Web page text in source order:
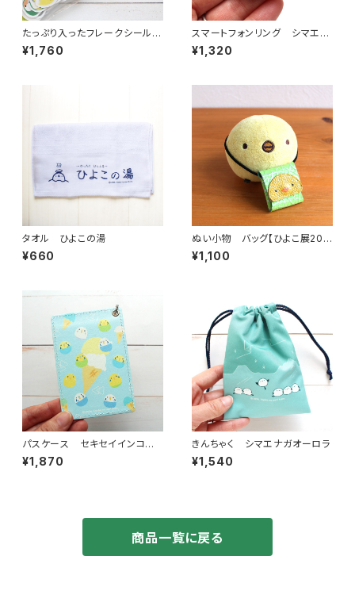
たっぷり入ったフレークシール
オールスター クリア
¥1,760
スマートフォンリング シマエナ
ガオーロラ
¥1,320
タオル ひよこの湯
¥660
ぬい小物 バッグ【ひよこ展202
6コラボ作品 まげつぶ村さん】
¥1,100
パスケース セキセイインコア
イス
¥1,870
きんちゃく シマエナガオーロラ
¥1,540
商品一覧に戻る